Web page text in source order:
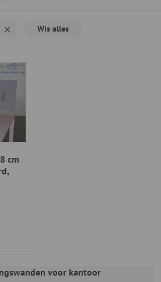
Wis alles
cm
voor kantoor